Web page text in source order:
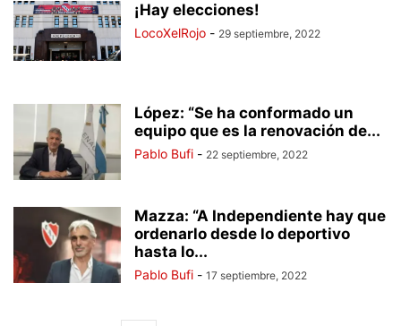
¡Hay elecciones!
LocoXelRojo - 29 septiembre, 2022
López: “Se ha conformado un
equipo que es la renovación de...
Pablo Bufi - 22 septiembre, 2022
Mazza: “A Independiente hay que
ordenarlo desde lo deportivo
hasta lo...
Pablo Bufi - 17 septiembre, 2022